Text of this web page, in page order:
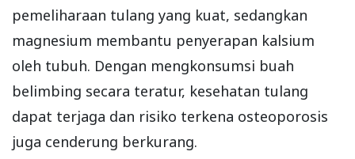
pemeliharaan tulang yang kuat, sedangkan
magnesium membantu penyerapan kalsium
oleh tubuh. Dengan mengkonsumsi buah
belimbing secara teratur, kesehatan tulang
dapat terjaga dan risiko terkena osteoporosis
juga cenderung berkurang.